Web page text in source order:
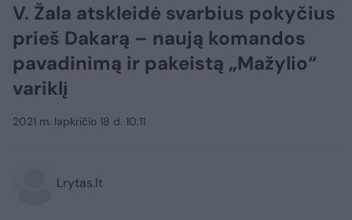
V. Žala atskleidė svarbius pokyčius
prieš Dakarą – naują komandos
pavadinimą ir pakeistą „Mažylio“
variklį
2021 m. lapkričio 18 d. 10:11
Lrytas.lt